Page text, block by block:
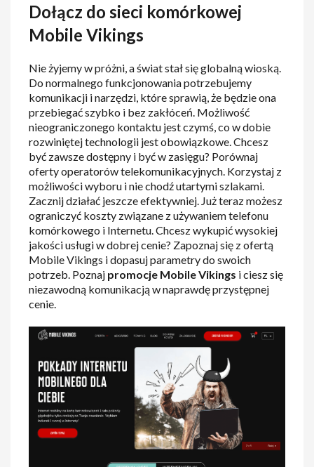
Dołącz do sieci komórkowej
Mobile Vikings
Nie żyjemy w próżni, a świat stał się globalną wioską.
Do normalnego funkcjonowania potrzebujemy
komunikacji i narzędzi, które sprawią, że będzie ona
przebiegać szybko i bez zakłóceń. Możliwość
nieograniczonego kontaktu jest czymś, co w dobie
rozwiniętej technologii jest obowiązkowe. Chcesz
być zawsze dostępny i być w zasięgu? Porównaj
oferty operatorów telekomunikacyjnych. Korzystaj z
możliwości wyboru i nie chodź utartymi szlakami.
Zacznij działać jeszcze efektywniej. Już teraz możesz
ograniczyć koszty związane z używaniem telefonu
komórkowego i Internetu. Chcesz wykupić wysokiej
jakości usługi w dobrej cenie? Zapoznaj się z ofertą
Mobile Vikings i dopasuj parametry do swoich
potrzeb. Poznaj promocje Mobile Vikings i ciesz się
niezawodną komunikacją w naprawdę przystępnej
cenie.